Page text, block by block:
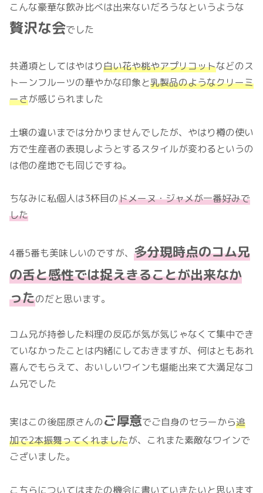
こんな豪華な飲み比べは出来ないだろうなというような
贅沢な会でした
共通項としてはやはり白い花や桃やアプリコットなどのス
トーンフルーツの華やかな印象と乳製品のようなクリーミ
ーさが感じられました
土壌の違いまでは分かりませんでしたが、やはり樽の使い
方で生産者の表現しようとするスタイルが変わるというの
は他の産地でも同じですね。
ちなみに私個人は3杯目のドメーヌ・ジャメが一番好みで
した
4番5番も美味しいのですが、 多分現時点のコム兄
の舌と感性では捉えきることが出来なか
ったのだと思います。
コム兄が持参した料理の反応が気が気じゃなくて集中でき
ていなかったことは内緒にしておきますが、何はともあれ
喜んでもらえて、おいしいワインも堪能出来て大満足なコ
ム兄でした
実はこの後屈原さんのご厚意でご自身のセラーから追
加で2本振舞ってくれましたが、これまた素敵なワインで
ございました。
こちらについてはまたの機会に書いていきたいと思います